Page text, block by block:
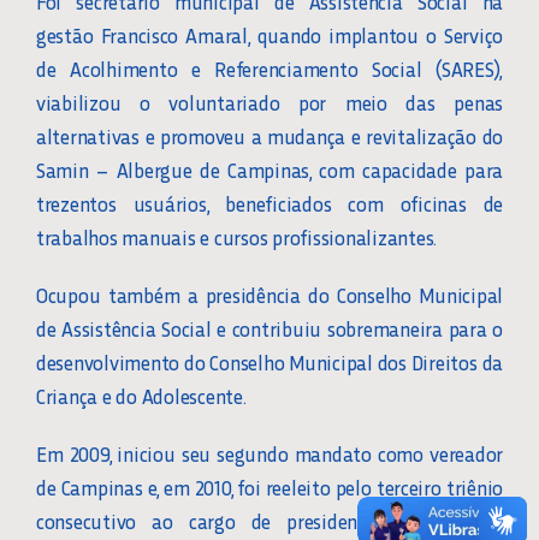
gestão Francisco Amaral, quando implantou o Serviço
de Acolhimento e Referenciamento Social (SARES),
viabilizou o voluntariado por meio das penas
alternativas e promoveu a mudança e revitalização do
Samin – Albergue de Campinas, com capacidade para
trezentos usuários, beneficiados com oficinas de
trabalhos manuais e cursos profissionalizantes.
Ocupou também a presidência do Conselho Municipal
de Assistência Social e contribuiu sobremaneira para o
desenvolvimento do Conselho Municipal dos Direitos da
Criança e do Adolescente.
Em 2009, iniciou seu segundo mandato como vereador
de Campinas e, em 2010, foi reeleito pelo terceiro triênio
consecutivo ao cargo de presidente da Diretoria